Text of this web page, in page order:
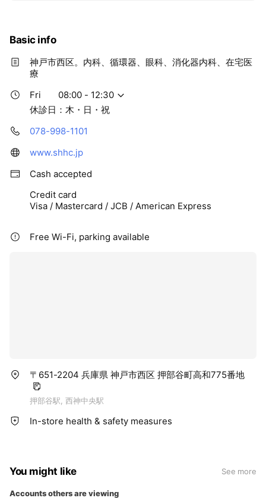
Basic info
神戸市西区。内科、循環器、眼科、消化器内科、在宅医
療
Fri
08:00 - 12:30
休診日：木・日・祝
078-998-1101
www.shhc.jp
Cash accepted
Credit card
Visa / Mastercard / JCB / American Express
Free Wi-Fi, parking available
〒651-2204 兵庫県 神戸市西区 押部谷町高和775番地
押部谷駅, 西神中央駅
In-store health & safety measures
You might like See more
Accounts others are viewing